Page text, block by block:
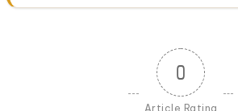
0
Article Rating